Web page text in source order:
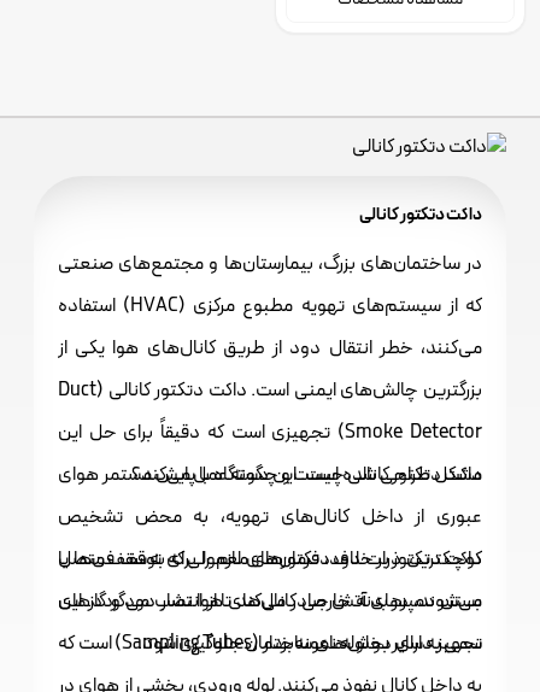
داکت دتکتور کانالی
در ساختمان‌های بزرگ، بیمارستان‌ها و مجتمع‌های صنعتی
که از سیستم‌های تهویه مطبوع مرکزی (HVAC) استفاده
می‌کنند، خطر انتقال دود از طریق کانال‌های هوا یکی از
بزرگترین چالش‌های ایمنی است. داکت دتکتور کانالی (Duct
Smoke Detector) تجهیزی است که دقیقاً برای حل این
مشکل طراحی شده است. این دستگاه با پایش مستمر هوای
عبوری از داخل کانال‌های تهویه، به محض تشخیص
کوچکترین ذرات دود، فرمان‌های لازم را برای توقف فن‌ها یا
بستن دمپرهای آتش صادر می‌کند تا از انتشار دود و گازهای
سمی به سایر بخش‌های ساختمان جلوگیری شود.
داکت دتکتور کانالی چیست و چگونه عمل می‌کند؟
داکت دتکتور بر خلاف دتکتورهای معمولی که به سقف متصل
می‌شوند، در بدنه خارجی کانال‌های هوا نصب می‌گردد. این
تجهیز دارای دو لوله نمونه‌بردار (Sampling Tubes) است که
به داخل کانال نفوذ می‌کنند. لوله ورودی، بخشی از هوای در